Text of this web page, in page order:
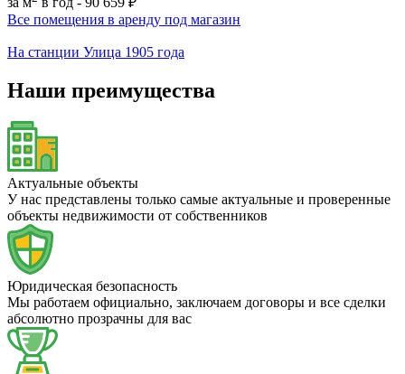
Все помещения в аренду под магазин
На станции Улица 1905 года
Наши преимущества
Актуальные объекты
У нас представлены только самые актуальные и проверенные
объекты недвижимости от собственников
Юридическая безопасность
Мы работаем официально, заключаем договоры и все сделки
абсолютно прозрачны для вас